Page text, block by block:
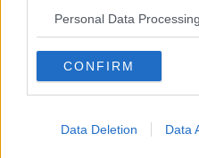
Personal Data
CONFIRM
Data Deletion Data
La classe
Pensieri incoerenti
Dal balcone
Insomnia
Il guardiano
Erodoto e Tucidide